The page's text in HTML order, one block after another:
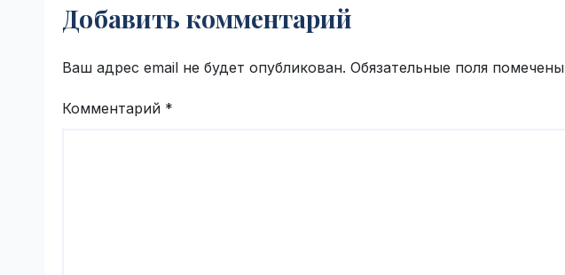
Добавить комментарий
Ваш адрес email не будет опубликован. Обязательные поля помечены
Комментарий *